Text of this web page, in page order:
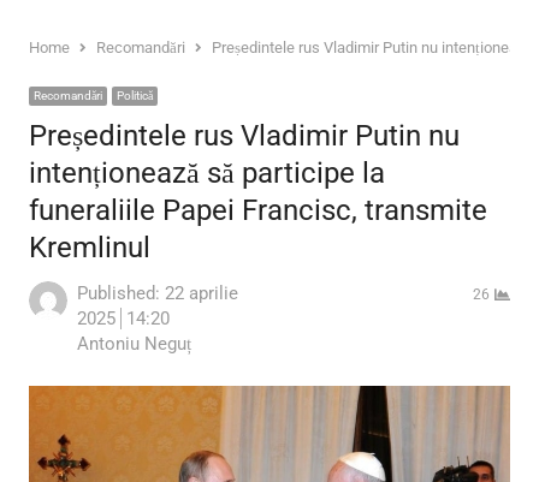
Home Recomandări Președintele rus Vladimir Putin nu
Recomandări Politică
Președintele rus Vladimir Putin nu
intenționează să participe la
funeraliile Papei Francisc, transmite
Kremlinul
Published: 22 aprilie
2025 14:20
Author
Antoniu Neguț
26